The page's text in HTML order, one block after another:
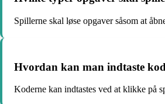
Spillerne skal løse opgaver såsom at
Hvordan kan man indtaste
Koderne kan indtastes ved at klikke på